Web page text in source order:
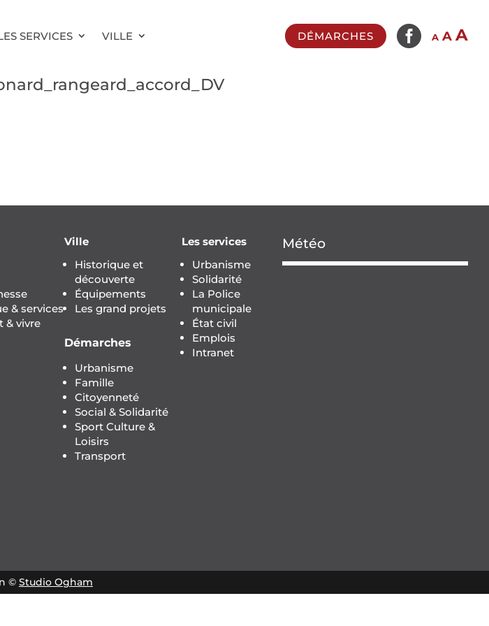
SERVICES VILLE DÉMARCHES  A Decrease
A Reset
A
& services
& vivre
Ville
Historique et
découverte
Équipements
Les grand projets
Démarches
Urbanisme
Famille
Citoyenneté
Social & Solidarité
Sport Culture &
Loisirs
Transport
Les services
Urbanisme
Solidarité
La Police
municipale
État civil
Emplois
Intranet
Météo
© Studio Ogham